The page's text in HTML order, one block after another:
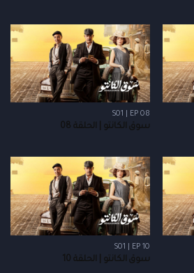
S01 | EP 08
سوق الكانتو | الحلقة 08
S01 | EP 10
سوق الكانتو | الحلقة 10